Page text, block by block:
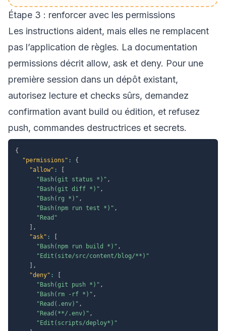
Étape 3 : renforcer avec les permissions
Les instructions aident, mais elles ne remplacent
pas l’application de règles. La documentation
permissions décrit allow, ask et deny. Pour une
première session dans un dépôt existant,
autorisez lecture et checks sûrs, demandez
confirmation avant build ou édition, et refusez
push, commandes destructrices et secrets.
{
"permissions" :
{
"allow" :
"Bash(git status *)" ,
"Bash(git diff *)" ,
"Bash(rg *)" ,
"Bash(npm run test *)" ,
"Read"
,
"ask" :
"Bash(npm run build *)" ,
"Edit(site/src/content/blog/**)"
,
"deny" :
"Bash(git push *)" ,
"Bash(rm -rf *)" ,
"Read(.env)" ,
"Read(**/.env)" ,
"Edit(scripts/deploy*)"